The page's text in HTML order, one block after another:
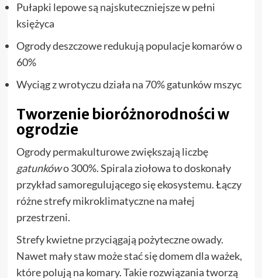
Pułapki lepowe są najskuteczniejsze w pełni
księżyca
Ogrody deszczowe redukują populacje komarów o
60%
Wyciąg z wrotyczu działa na 70% gatunków mszyc
Tworzenie bioróżnorodności w
ogrodzie
Ogrody permakulturowe zwiększają liczbę
gatunkówo 300%. Spirala ziołowa to doskonały
przykład samoregulującego się ekosystemu. Łączy
różne strefy mikroklimatyczne na małej
przestrzeni.
Strefy kwietne przyciągają pożyteczne owady.
Nawet mały staw może stać się domem dla ważek,
które polują na komary. Takie rozwiązania tworzą